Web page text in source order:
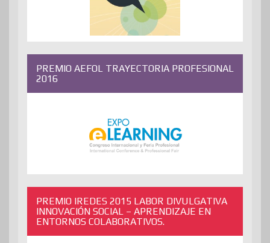
PREMIO AEFOL TRAYECTORIA PROFESIONAL
2016
PREMIO IREDES 2015 LABOR DIVULGATIVA
INNOVACIÓN SOCIAL – APRENDIZAJE EN
ENTORNOS COLABORATIVOS.